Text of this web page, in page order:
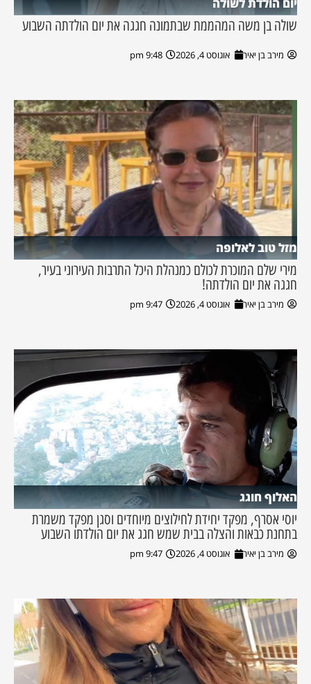
שולה בן משה המהממת שבתמונה חגגה את יום הולדתה השבוע
מירב בן יאיר אוגוסט 4, 2026 9:48 pm
מזל טוב לאלופה
מירי שלם המוכרת לכולם כמנהלת היכל התרבות העירוני בעיר,
חגגה את יום הולדתה!
מירב בן יאיר אוגוסט 4, 2026 9:47 pm
האלוף חוגג
יוסי אסרף, מפקד יחידת לחילוצים מיוחדים וסגן מפקד משמרת
בתחנת כבאות והצלה בבית שמש חגג את יום הולדתו השבוע
מירב בן יאיר אוגוסט 4, 2026 9:47 pm